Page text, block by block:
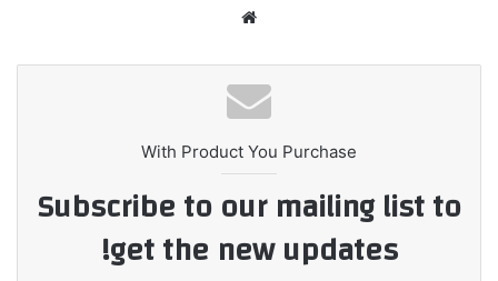
With Product You Purchase
Subscribe to our mailing list to
get the new updates!